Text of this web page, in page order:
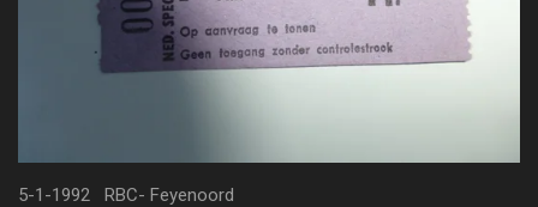
5-1-1992 RBC- Feyenoord